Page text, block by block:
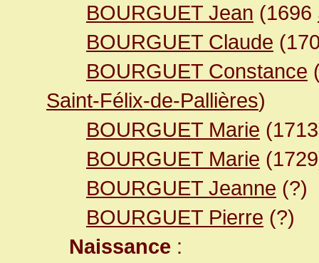
BOURGUET Jean (1696
BOURGUET Claude
BOURGUET Constance
Saint-Félix-de-Pallières)
BOURGUET Marie
BOURGUET Marie
BOURGUET Jeanne (?)
BOURGUET Pierre (?)
Naissance :